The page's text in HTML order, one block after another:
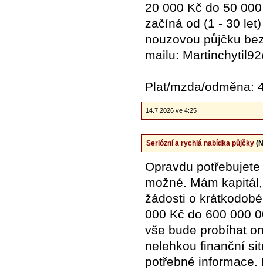
20 000 Kč do 50
začíná od (1 - 30
nouzovou půjčku
mailu:
Plat/mzda/odměna:
14.7.2026 ve 4:25
Seriózní a rychlá nabídka půjčky
Opravdu
možné. Mám
žádosti o
000 Kč do 600 000
vše bude probíhat
nelehkou finanční
potřebné informace.